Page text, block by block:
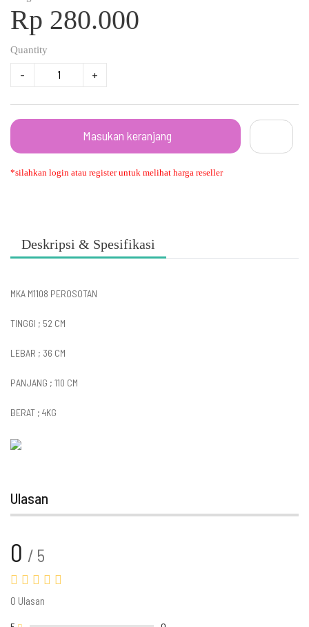
Rp 280.000
Quantity
- +
Masukan keranjang
*silahkan login atau register untuk melihat harga reseller
Deskripsi & Spesifikasi
MKA M1108 PEROSOTAN
TINGGI ; 52 CM
LEBAR ; 36 CM
PANJANG ; 110 CM
BERAT ; 4KG
Ulasan
0 / 5
0 Ulasan